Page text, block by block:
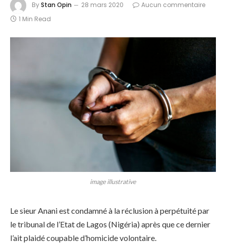
ByStan Opin 28 mars 2020
Aucun commentaire
1 Min Read
image illustrative
Le sieur Anani est condamné à la réclusion à perpétuité par
le tribunal de l’Etat de Lagos (Nigéria) après que ce dernier
l’ait plaidé coupable d’homicide volontaire.